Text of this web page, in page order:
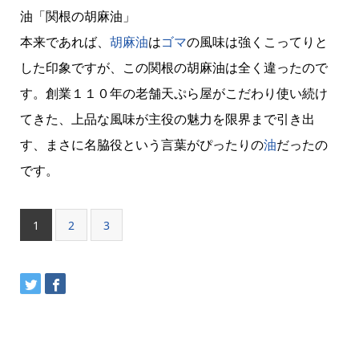
油「関根の胡麻油」
本来であれば、 胡麻油はゴマの風味は強くこってりと
した印象ですが、この関根の胡麻油は全く違ったので
す。創業１１０年の老舗天ぷら屋がこだわり使い続け
てきた、上品な風味が主役の魅力を限界まで引き出
す、まさに名脇役という言葉がぴったりの油だったの
です。
1 2 3